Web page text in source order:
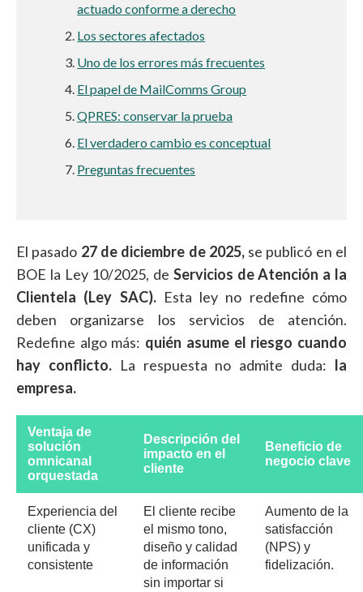
actuado conforme a derecho
Los sectores afectados
Uno de los errores más frecuentes
El papel de MailComms Group
QPRES: conservar la prueba
El verdadero cambio es conceptual
Preguntas frecuentes
El pasado 27 de diciembre de 2025,se publicó en el
BOE la Ley 10/2025, de Servicios de Atención a la
Clientela (Ley SAC).Esta ley no redefine cómo
deben organizarse los servicios de atención.
Redefine algo más: quién asume el riesgo cuando
hay conflicto.La respuesta no admite duda: la
empresa.
Ventaja de
solución
omnicanal
orquestada
Descripción del
impacto en el
cliente
Beneficio de
negocio clave
Experiencia del
cliente (CX)
unificada y
consistente
El cliente recibe
el mismo tono,
diseño y calidad
de información
sin importar si
Aumento de la
satisfacción
(NPS) y
fidelización.